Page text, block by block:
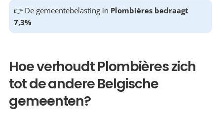
👉 De gemeentebelasting in Plombières bedraagt
7,3%
Hoe verhoudt Plombières zich
tot de andere Belgische
gemeenten?